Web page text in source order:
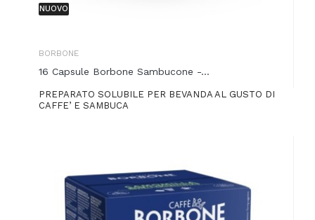
NUOVO
BORBONE
16 Capsule Borbone Sambucone -...
PREPARATO SOLUBILE PER BEVANDA AL GUSTO DI
CAFFE’ E SAMBUCA